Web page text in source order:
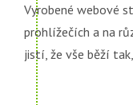
Vyrobené webové
prohlížečích a na
jistí, že vše běží